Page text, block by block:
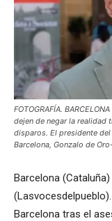
FOTOGRAFÍA.
dejen de negar la realidad
disparos. El presidente del
Barcelona, Gonzalo de
Barcelona
Barcelona tras el